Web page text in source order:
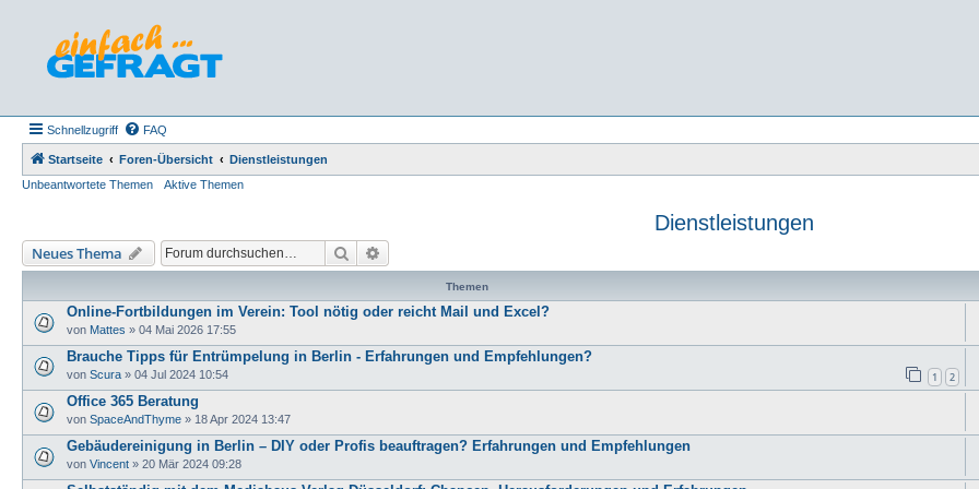
Schnellzugriff FAQ
Startseite Foren-Übersicht
Dienstleistungen
Unbeantwortete Themen
Aktive Themen
Dienstleistungen
Neues Thema Suche
Themen
Online-Fortbildungen im Verein: Tool nötig oder reicht Mail und Excel?
von Mattes » 04 Mai 2026 17:55
Brauche Tipps für Entrümpelung in Berlin - Erfahrungen und Empfehlungen?
von Scura » 04 Jul 2024 10:54 1 2
Office 365 Beratung
von SpaceAndThyme » 18 Apr 2024 13:47
Gebäudereinigung in Berlin – DIY oder Profis beauftragen? Erfahrungen und Empfehlungen
von Vincent » 20 Mär 2024 09:28